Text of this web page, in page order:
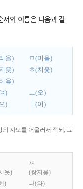
서와 이름은 다음과 같
을)
ㅁ(미음)
읒)
ㅊ(치읓)
읗)
)
ㅗ(오)
) ㅣ(이)
의 자모를 어울러서 적되, 그
옷)
ㅉ
(쌍지읒)
)
ㅘ(와)